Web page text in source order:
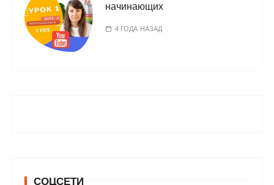
начинающих
4 ГОДА НАЗАД
СОЦСЕТИ